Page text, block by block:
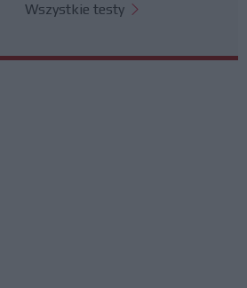
Wszystkie testy